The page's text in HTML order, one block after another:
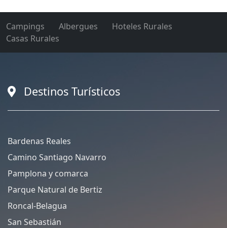
Campings Albergues
Hoteles Rurales
Casas Rurales
Destinos Turísticos
Bardenas Reales
Camino Santiago Navarro
Pamplona y comarca
Parque Natural de Bertiz
Roncal-Belagua
San Sebastián